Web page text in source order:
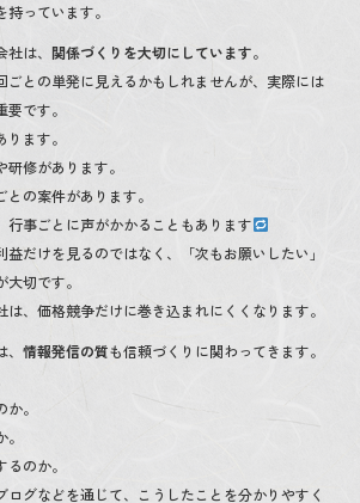
っています。
は、 関係づくりを大切にしています。
ごとの単発に見えるかもしれませんが、実際には
です。
ます。
修があります。
の案件があります。
行事ごとに声がかかることもあります
だけを見るのではなく、「次もお願いしたい」
切です。
は、価格競争だけに巻き込まれにくくなります。
、情報発信の質も信頼づくりに関わってきます。
。
のか。
ログなどを通じて、こうしたことを分かりやすく